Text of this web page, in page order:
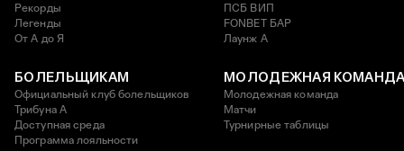
Рекорды
Легенды
От А до Я
ПСБ ВИП
FONBET БАР
Лаунж A
БОЛЕЛЬЩИКАМ
Официальный клуб болельщиков
Трибуна А
Доступная среда
Программа лояльности
МОЛОДЕЖНАЯ
Молодежная команда
Матчи
Турнирные таблицы